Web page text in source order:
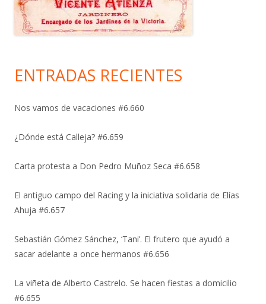
ENTRADAS RECIENTES
Nos vamos de vacaciones #6.660
¿Dónde está Calleja? #6.659
Carta protesta a Don Pedro Muñoz Seca #6.658
El antiguo campo del Racing y la iniciativa solidaria de Elías
Ahuja #6.657
Sebastián Gómez Sánchez, ‘Tani’. El frutero que ayudó a
sacar adelante a once hermanos #6.656
La viñeta de Alberto Castrelo. Se hacen fiestas a domicilio
#6.655